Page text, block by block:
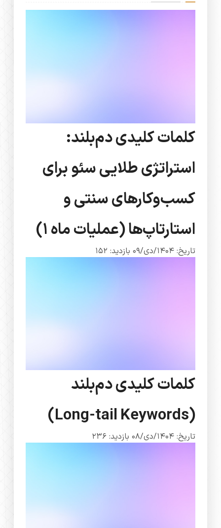
کلمات کلیدی دم‌بلند:
استراتژی طلایی سئو برای
کسب‌وکارهای سنتی و
استارتاپ‌ها (عملیات ماه 1)
تاریخ: 1404/دی/09 بازدید: 152
کلمات کلیدی دم‌بلند
(Long-tail Keywords)
تاریخ: 1404/دی/08 بازدید: 236